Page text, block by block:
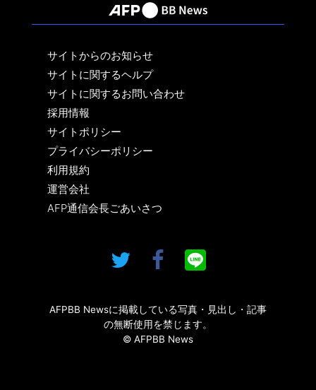
サイトからのお知らせ
サイトに関するヘルプ
サイトに関するお問い合わせ
採用情報
サイトポリシー
プライバシーポリシー
利用規約
運営会社
AFP通信会長ごあいさつ
AFPBB Newsに掲載している写真・見出し・記事
の無断使用を禁じます。
© AFPBB News